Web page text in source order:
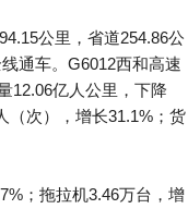
公里，省道254.86公
通车。G6012西和高速
12.06亿人公里，下降
（次），增长31.1%；货
；拖拉机3.46万台，增